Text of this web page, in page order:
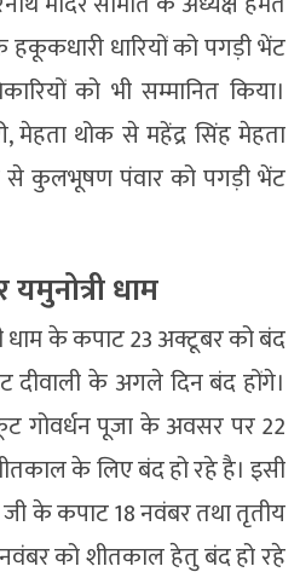
धारियों को पगड़ी भेंट
को भी सम्मानित किया।
मेहता थोक से महेंद्र सिंह मेहता
से कुलभूषण पंवार को पगड़ी भेंट
धाम
धाम के कपाट 23 अक्टूबर को बंद
दीवाली के अगले दिन बंद होंगे।
गोवर्धन पूजा के अवसर पर 22
के लिए बंद हो रहे है। इसी
जी के कपाट 18 नवंबर तथा तृतीय
को शीतकाल हेतु बंद हो रहे